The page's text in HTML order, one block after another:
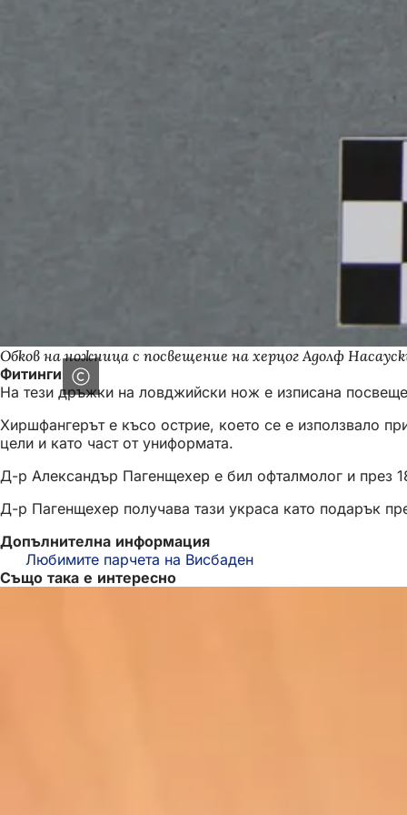
Обков на ножница с посвещение на херцог Адолф
Фитинги
На тези дръжки на ловджийски нож е изписана
Хиршфангерът е късо острие, което се е използвало
цели и като част от униформата.
Д-р Александър Пагенщехер е бил офталмолог и през
Д-р Пагенщехер получава тази украса като подарък
Допълнителна информация
Любимите парчета на Висбаден
Също така е интересно